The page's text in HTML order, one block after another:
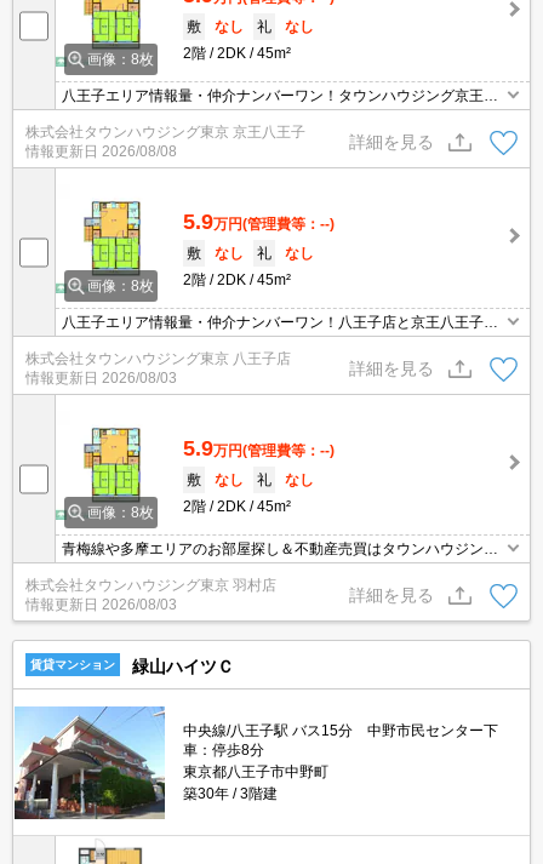
画像：8枚
敷
なし 礼
なし
2階
2DK 45m²
八王子エリア情報量・仲介ナンバーワン！タウンハウジング京王八
王子店です!お客様用駐車場もございますので車でのご来店も大歓迎
です！
株式会社タウンハウジング東京 京王八王子
情報更新日 2026/08/08
詳細を見る
画像：8枚
5.9万円(管理費等：--)
敷
なし 礼
なし
2階
2DK 45m²
八王子エリア情報量・仲介ナンバーワン！八王子店と京王八王子店
２店舗どちらでもご対応可能！
株式会社タウンハウジング東京 八王子店
情報更新日 2026/08/03
詳細を見る
画像：8枚
5.9万円(管理費等：--)
敷
なし 礼
なし
2階
2DK 45m²
青梅線や多摩エリアのお部屋探し＆不動産売買はタウンハウジング
羽村店にお任せを！ご来店時無料駐車場ご用意あります！
株式会社タウンハウジング東京 羽村店
情報更新日 2026/08/03
詳細を見る
賃貸マンション 緑山ハイツＣ
中央線/八王子駅 バス15分 中野市民センター下
車：停歩8分
東京都八王子市中野町
築30年
3階建